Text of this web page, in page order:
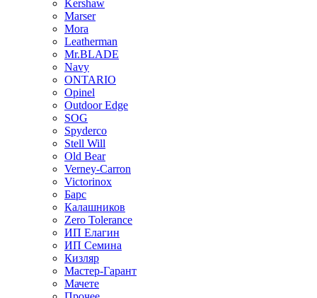
Kershaw
Marser
Mora
Leatherman
Mr.BLADE
Navy
ONTARIO
Opinel
Outdoor Edge
SOG
Spyderco
Stell Will
Old Bear
Verney-Carron
Victorinox
Барс
Калашников
Zero Tolerance
ИП Елагин
ИП Семина
Кизляр
Мастер-Гарант
Мачете